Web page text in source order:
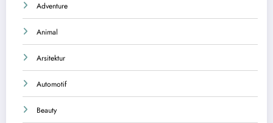
Adventure
Animal
Arsitektur
Automotif
Beauty